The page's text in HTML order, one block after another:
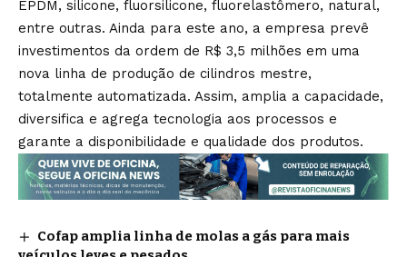
EPDM, silicone, fluorsilicone, fluorelastômero, natural,
entre outras. Ainda para este ano, a empresa prevê
investimentos da ordem de R$ 3,5 milhões em uma
nova linha de produção de cilindros mestre,
totalmente automatizada. Assim, amplia a capacidade,
diversifica e agrega tecnologia aos processos e
garante a disponibilidade e qualidade dos produtos.
Cofap amplia linha de molas a gás para mais